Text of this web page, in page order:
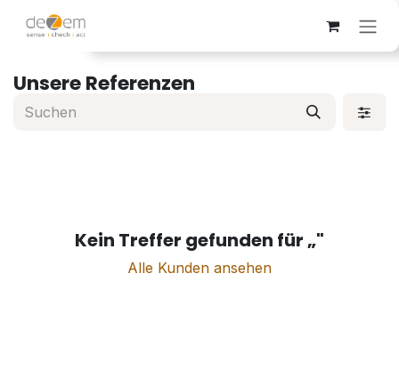
Zum Inhalt springen
Unsere Referenzen
Kein Treffer gefunden für „"
Alle Kunden ansehen